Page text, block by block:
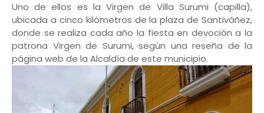
Uno de ellos es la Virgen de Villa Surumi (capilla),
ubicada a cinco kilómetros de la plaza de Santiváñez,
donde se realiza cada año la fiesta en devoción a la
patrona Virgen de Surumi, según una reseña de la
página web de la Alcaldía de este municipio.